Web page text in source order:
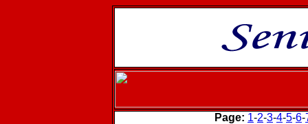
Page: 1-2-3-4-5-6-